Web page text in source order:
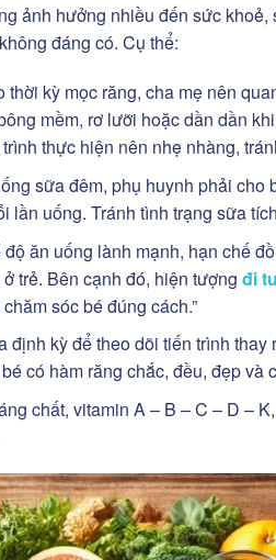
ảnh hưởng nhiều đến sức
đáng có. Cụ thể:
kỳ mọc răng, cha mẹ nên
mềm, rơ lưỡi hoặc dần dần
thực hiện nên nhẹ nhàng,
sữa đêm, phụ huynh phải
lần uống. Tránh tình trạng sữa
ăn uống lành mạnh, hạn chế
trẻ. Bên cạnh đó, hiện tượng đi
sóc bé đúng cách.”
định kỳ để theo dõi tiến trình
có hàm răng chắc, đều, đẹp và
chất, vitamin A – B – C – D –